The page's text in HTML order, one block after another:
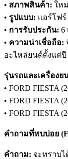
• สภาพสินค้า: ใหม่
• รูปแบบ: แอร์โฟร์
• การรับประกัน: 6
• ความน่าเชื่อถือ:
อะไหล่ยนต์ตั้งแต่ปี
รุ่นรถและเครื่องย
• FORD FIESTA
• FORD FIESTA
• FORD FIESTA
คำถามที่พบบ่อย
คำถาม: จะทราบไ